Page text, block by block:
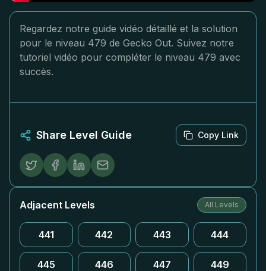
Regardez notre guide vidéo détaillé et la solution
pour le niveau 479 de Gecko Out. Suivez notre
tutoriel vidéo pour compléter le niveau 479 avec
succès.
Share Level Guide Copy Link
Adjacent Levels All Levels
441 442 443 444
445 446 447 449